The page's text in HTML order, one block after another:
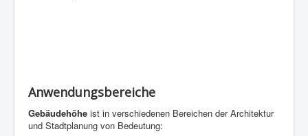
Anwendungsbereiche
Gebäudehöhe ist in verschiedenen Bereichen der Architektur
und Stadtplanung von Bedeutung: